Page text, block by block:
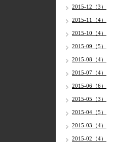
2015-12（3）
2015-11（4）
2015-10（4）
2015-09（5）
2015-08（4）
2015-07（4）
2015-06（6）
2015-05（3）
2015-04（5）
2015-03（4）
2015-02（4）